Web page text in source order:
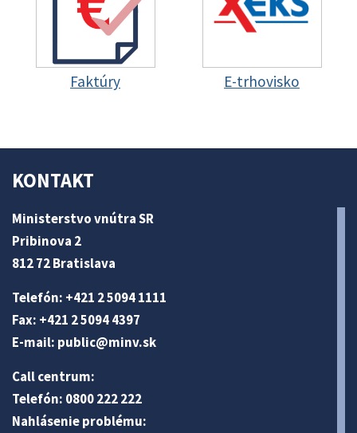
Faktúry E-trhovisko
KONTAKT
Ministerstvo vnútra SR
Pribinova 2
812 72 Bratislava
Telefón: +421 2 5094 1111
Fax: +421 2 5094 4397
E-mail: public@minv.sk
Call centrum:
Telefón: 0800 222 222
Nahlásenie problému: